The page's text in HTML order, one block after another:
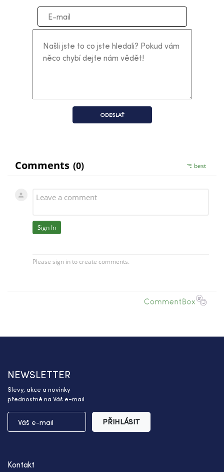
ODESLAŤ
NEWSLETTER
Slevy, akce a novinky
přednostně na Váš e-mail.
PŘIHLÁSIT
Kontakt